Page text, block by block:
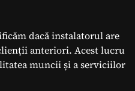
dacă instalatorul are
anteriori. Acest lucru
muncii și a serviciilor